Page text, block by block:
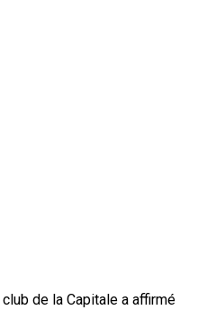
de la Capitale a affirmé